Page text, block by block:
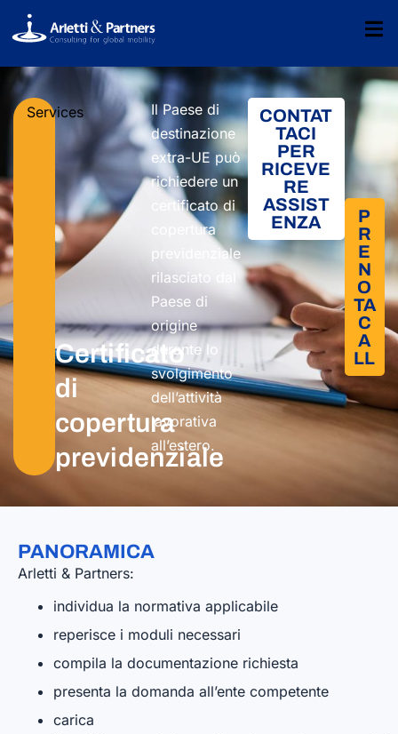
Services
Certificato
di
copertura
previdenziale
Il Paese di
destinazione
extra-UE può
richiedere un
certificato di
copertura
previdenziale
rilasciato dal
Paese di
origine
durante lo
svolgimento
dell’attività
lavorativa
all’estero.
CONTAT
TACI
PER
RICEVE
RE
ASSIST
ENZA
P
R
E
N
O
TA
C
A
LL
PANORAMICA
Arletti & Partners:
individua la normativa applicabile
reperisce i moduli necessari
compila la documentazione richiesta
presenta la domanda all’ente competente
carica